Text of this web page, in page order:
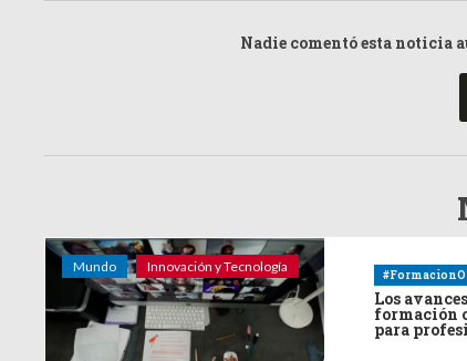
Nadie comentó esta noticia
Mundo Innovación y Tecnología
Los
formación
para